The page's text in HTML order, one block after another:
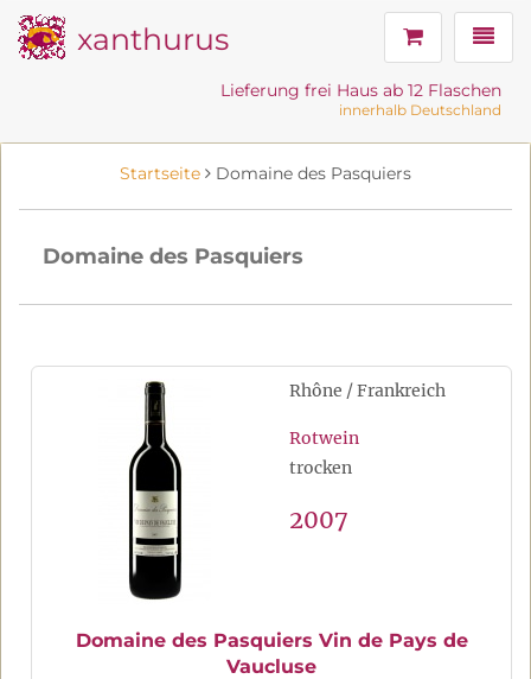
xanthurus
Lieferung frei Haus ab 12 Flaschen
innerhalb Deutschland
Startseite Domaine des Pasquiers
Domaine des Pasquiers
Rhône / Frankreich
Rotwein
trocken
2007
Domaine des Pasquiers Vin de Pays de
Vaucluse